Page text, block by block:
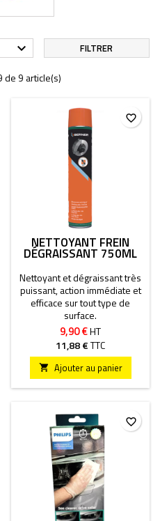
 FILTRER
de 9 article(s)
NETTOYANT FREIN
DÉGRAISSANT 750ML
Nettoyant et dégraissant très
puissant, action immédiate et
efficace sur tout type de
surface.
9,90 €HT
11,88 €TTC
 Ajouter au panier
favorite_border
favorite_border